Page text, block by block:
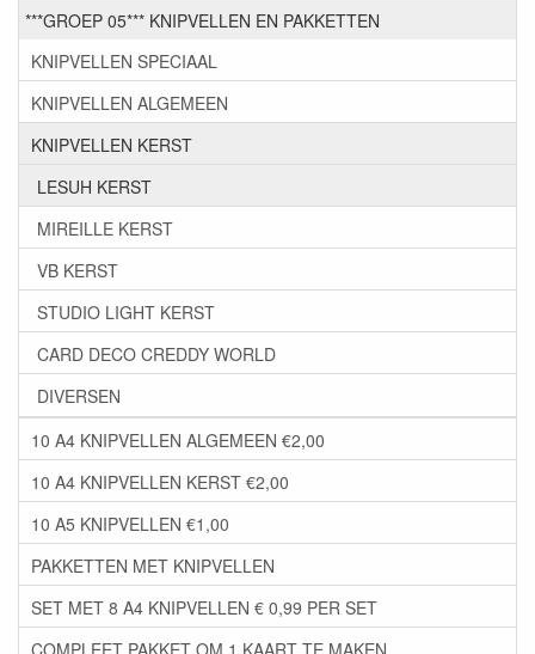
***GROEP 05*** KNIPVELLEN EN PAKKETTEN
KNIPVELLEN SPECIAAL
KNIPVELLEN ALGEMEEN
KNIPVELLEN KERST
LESUH KERST
MIREILLE KERST
VB KERST
STUDIO LIGHT KERST
CARD DECO CREDDY WORLD
DIVERSEN
10 A4 KNIPVELLEN ALGEMEEN €2,00
10 A4 KNIPVELLEN KERST €2,00
10 A5 KNIPVELLEN €1,00
PAKKETTEN MET KNIPVELLEN
SET MET 8 A4 KNIPVELLEN € 0,99 PER SET
COMPLEET PAKKET OM 1 KAART TE MAKEN